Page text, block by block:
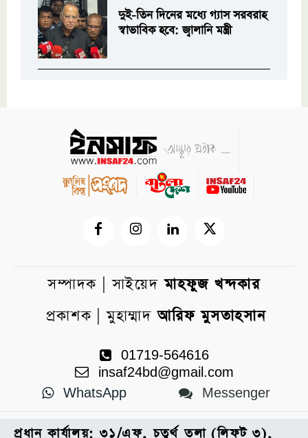
দুই-তিন দিনের মধ্যে গ্যাস সরবরাহ
স্বাভাবিক হবে: জ্বালানি মন্ত্রী
সম্পাদক | সাইয়েদমাহফুজ খন্দকার
প্রকাশক | মুহাম্মাদআরিফ মুসতাহসান
01719-564616
insaf24bd@gmail.com
WhatsApp
Messenger
প্রধান কার্যালয়: ৩১/এফ, চতুর্থ তলা (লিফট ৩),